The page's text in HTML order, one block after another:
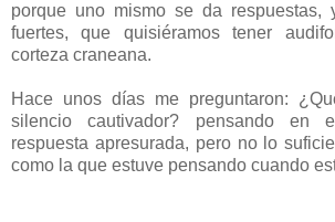
porque uno mismo se da respuestas,
fuertes, que quisiéramos tener
corteza craneana.
Hace unos días me preguntaron:
silencio cautivador? pensando en
respuesta apresurada, pero no lo
como la que estuve pensando cuando